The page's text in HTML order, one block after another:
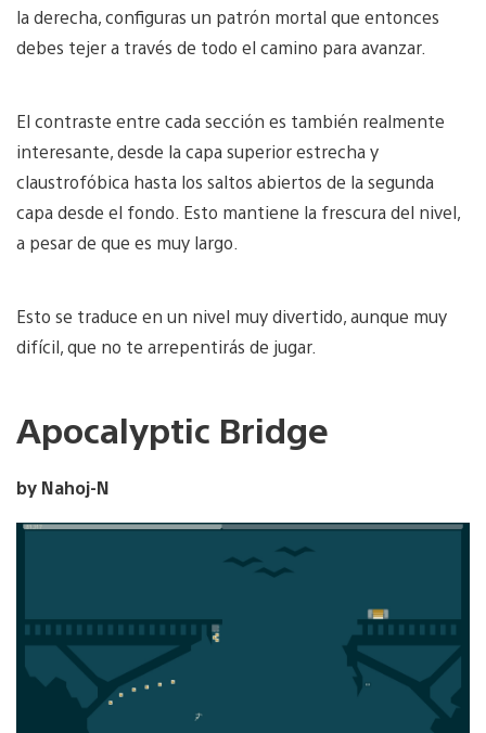
la derecha, configuras un patrón mortal que entonces
debes tejer a través de todo el camino para avanzar.
El contraste entre cada sección es también realmente
interesante, desde la capa superior estrecha y
claustrofóbica hasta los saltos abiertos de la segunda
capa desde el fondo. Esto mantiene la frescura del nivel,
a pesar de que es muy largo.
Esto se traduce en un nivel muy divertido, aunque muy
difícil, que no te arrepentirás de jugar.
Apocalyptic Bridge
by Nahoj-N